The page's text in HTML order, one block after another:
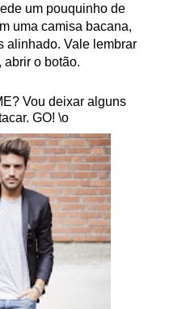
um pouquinho de
uma camisa bacana,
alinhado. Vale lembrar
abrir o botão.
Vou deixar alguns
GO! \o